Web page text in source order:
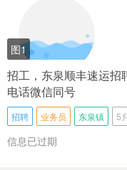
图1
招工，东泉顺丰速运招
电话微信同号
招聘 业务员 东泉镇 5
信息已过期